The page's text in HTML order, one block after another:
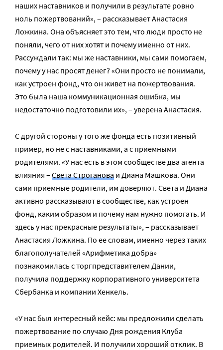
наших наставников и получили в результате ровно
ноль пожертвований», – рассказывает Анастасия
Ложкина. Она объясняет это тем, что люди просто не
поняли, чего от них хотят и почему именно от них.
Рассуждали так: мы же наставники, мы сами помогаем,
почему у нас просят денег? «Они просто не понимали,
как устроен фонд, что он живет на пожертвования.
Это была наша коммуникационная ошибка, мы
недостаточно подготовили их», – уверена Анастасия.
С другой стороны у того же фонда есть позитивный
пример, но не с наставниками, а с приемными
родителями. «У нас есть в этом сообществе два агента
влияния – Света Строганова и Диана Машкова. Они
сами приемные родители, им доверяют. Света и Диана
активно рассказывают в сообществе, как устроен
фонд, каким образом и почему нам нужно помогать. И
здесь у нас прекрасные результаты», – рассказывает
Анастасия Ложкина. По ее словам, именно через таких
благополучателей «Арифметика добра»
познакомилась с торгпредставителем Дании,
получила поддержку корпоративного университета
Сбербанка и компании Хенкель.
«У нас был интересный кейс: мы предложили сделать
пожертвование по случаю Дня рождения Клуба
приемных родителей. И получили хороший отклик. В